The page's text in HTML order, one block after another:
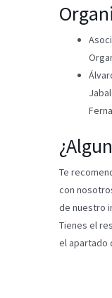
Te
con
de nuestro
Tienes el
el apartado